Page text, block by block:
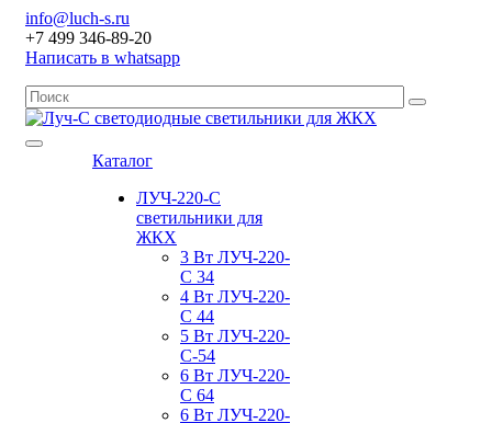
info@luch-s.ru
+7 499 346-89-20
Написать в whatsapp
Каталог
ЛУЧ-220-С
светильники для
ЖКХ
3 Вт ЛУЧ-220-
С 34
4 Вт ЛУЧ-220-
С 44
5 Вт ЛУЧ-220-
С-54
6 Вт ЛУЧ-220-
С 64
6 Вт ЛУЧ-220-